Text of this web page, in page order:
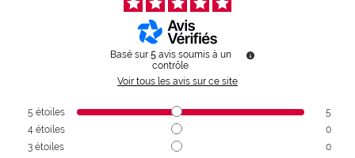
Basé sur 5 avis soumis à un
contrôle
Voir tous les avis sur ce site
5 étoiles
5
4 étoiles
0
3 étoiles
0